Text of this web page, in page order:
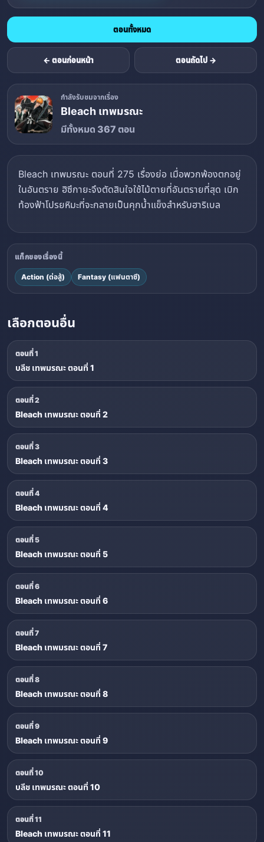
← ตอนก่อนหน้า
ตอนทั้งหมด
ตอนถัดไป →
กำลังรับชมจากเรื่อง
Bleach เทพมรณะ
มีทั้งหมด 367 ตอน
Bleach เทพมรณะ ตอนที่ 275 เรื่องย่อ เมื่อพวกพ้องตกอยู่
ในอันตราย ฮิซึกายะจึงตัดสินใจใช้ไม้ตายที่อันตรายที่สุด เบิก
ท้องฟ้าโปรยหิมะที่จะกลายเป็นคุกน้ำแข็งสำหรับฮาริเบล
แท็กของเรื่องนี้
Action (ต่อสู้) Fantasy (แฟนตาซี)
เลือกตอนอื่น
ตอนที่ 1
บลีช เทพมรณะ ตอนที่ 1
ตอนที่ 2
Bleach เทพมรณะ ตอนที่ 2
ตอนที่ 3
Bleach เทพมรณะ ตอนที่ 3
ตอนที่ 4
Bleach เทพมรณะ ตอนที่ 4
ตอนที่ 5
Bleach เทพมรณะ ตอนที่ 5
ตอนที่ 6
Bleach เทพมรณะ ตอนที่ 6
ตอนที่ 7
Bleach เทพมรณะ ตอนที่ 7
ตอนที่ 8
Bleach เทพมรณะ ตอนที่ 8
ตอนที่ 9
Bleach เทพมรณะ ตอนที่ 9
ตอนที่ 10
บลีช เทพมรณะ ตอนที่ 10
ตอนที่ 11
Bleach เทพมรณะ ตอนที่ 11